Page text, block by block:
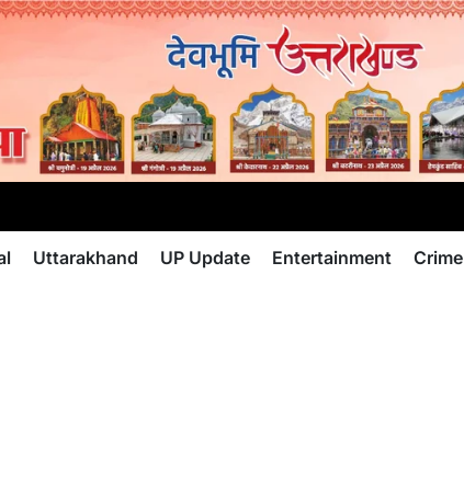
Uttarakhand UP Update Entertainment Crime